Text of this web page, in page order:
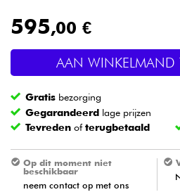
Licht
Drums & percussie
Blaasinstrument
Kinderen
595,00 €
AAN WINKELMAND
Gratis bezorging
Gegarandeerd lage prijzen
Tevreden ofterugbetaald
Op dit moment niet
beschikbaar
neem contact op met ons